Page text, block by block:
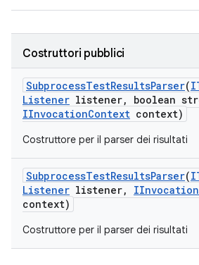
Costruttori pubblici
SubprocessTestResultsParser(
Listener listener, boolean
IInvocationContext context)
Costruttore per il parser dei risultati
SubprocessTestResultsParser(
Listener listener, IInvocation
context)
Costruttore per il parser dei risultati